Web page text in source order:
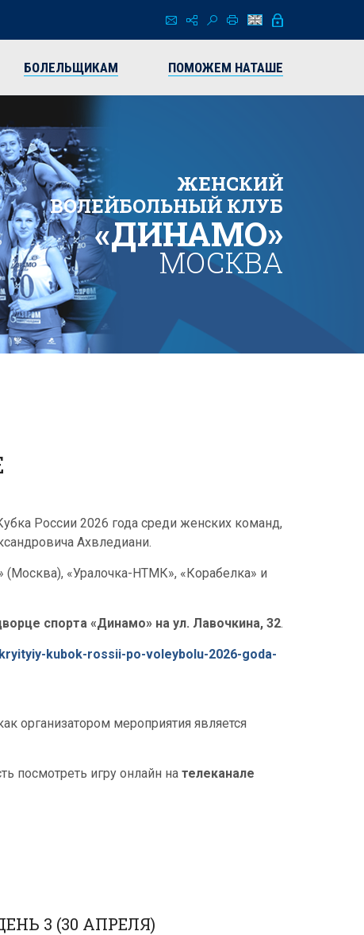
БОЛЕЛЬЩИКАМ ПОМОЖЕМ НАТАШЕ
ЖЕНСКИЙ
ВОЛЕЙБОЛЬНЫЙ КЛУБ
«ДИНАМО»
МОСКВА
России 2026 года среди женских команд,
Ахвледиани.
«Уралочка-НТМК», «Корабелка» и
спорта «Динамо» на ул. Лавочкина, 32.
kubok-rossii-po-voleybolu-2026-goda-
организатором мероприятия является
посмотреть игру онлайн на телеканале
3 (30 АПРЕЛЯ)